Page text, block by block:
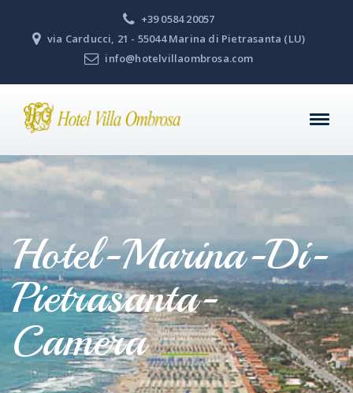
+39 0584 20057
via Carducci, 21 - 55044 Marina di Pietrasanta (LU)
info@hotelvillaombrosa.com
Hotel-Marina-Di-
Pietrasanta-
Camera